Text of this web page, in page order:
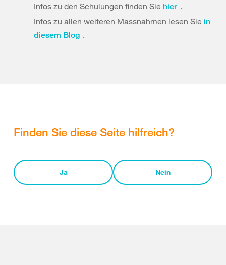
Infos zu den Schulungen finden Sie hier .
Infos zu allen weiteren Massnahmen lesen Sie in
diesem Blog .
Finden Sie diese Seite hilfreich?
Ja Nein